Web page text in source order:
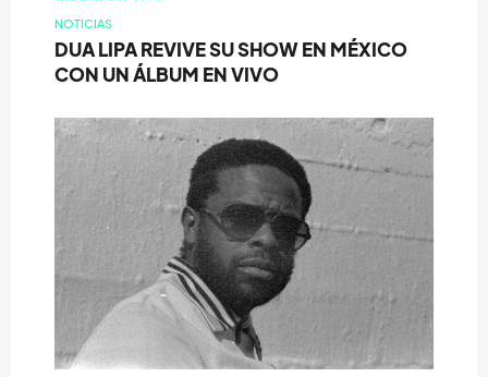
NOTICIAS
DUA LIPA REVIVE SU SHOW EN MÉXICO
CON UN ÁLBUM EN VIVO